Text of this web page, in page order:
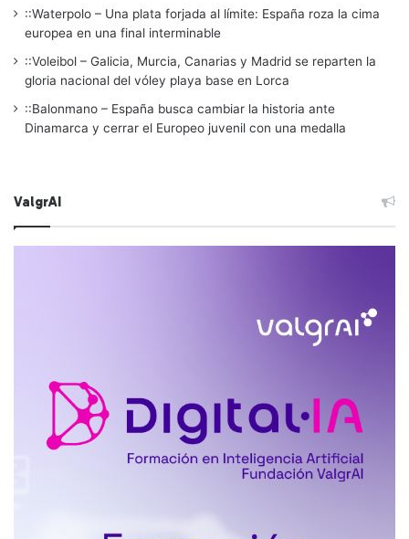
::Waterpolo – Una plata forjada al límite: España roza la cima
europea en una final interminable
::Voleibol – Galicia, Murcia, Canarias y Madrid se reparten la
gloria nacional del vóley playa base en Lorca
::Balonmano – España busca cambiar la historia ante
Dinamarca y cerrar el Europeo juvenil con una medalla
ValgrAI